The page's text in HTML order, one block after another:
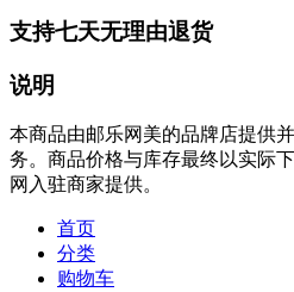
支持七天无理由退货
说明
本商品由邮乐网美的品牌店提供
务。商品价格与库存最终以实际
网入驻商家提供。
首页
分类
购物车